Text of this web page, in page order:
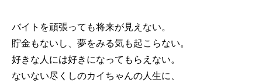
バイトを頑張っても将来が見えない。
貯金もないし、夢をみる気も起こらない。
好きな人には好きになってもらえない。
ないない尽くしのカイちゃんの人生に、